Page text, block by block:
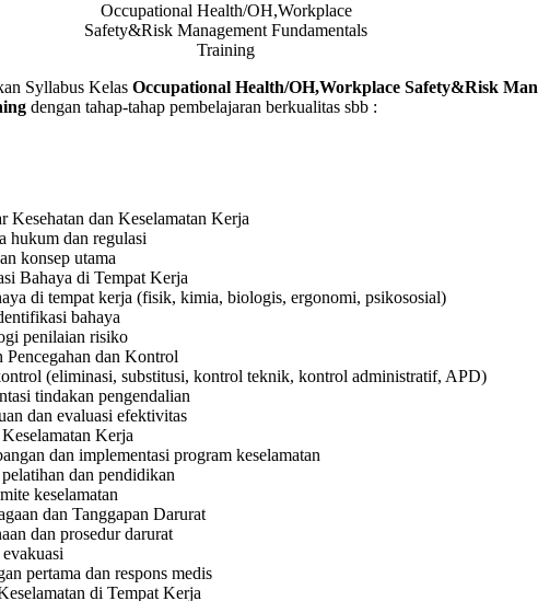
Occupational Health/OH,Workplace
Safety&Risk Management Fundamentals
Training
Syllabus Kelas Occupational Health/OH,Workplace Safety&Risk
dengan tahap-tahap pembelajaran berkualitas sbb :
Kesehatan dan Keselamatan Kerja
hukum dan regulasi
konsep utama
Bahaya di Tempat Kerja
di tempat kerja (fisik, kimia, biologis, ergonomi, psikososial)
bahaya
penilaian risiko
Pencegahan dan Kontrol
(eliminasi, substitusi, kontrol teknik, kontrol administratif, APD)
tindakan pengendalian
dan evaluasi efektivitas
Kerja
dan implementasi program keselamatan
dan pendidikan
keselamatan
dan Tanggapan Darurat
dan prosedur darurat
pertama dan respons medis
di Tempat Kerja